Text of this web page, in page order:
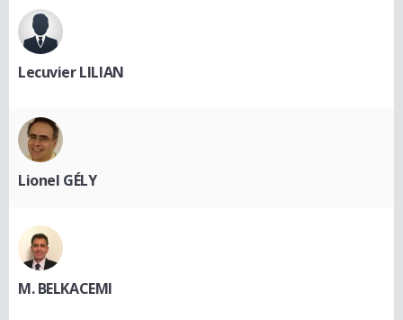
Lecuvier LILIAN
Lionel GÉLY
M. BELKACEMI